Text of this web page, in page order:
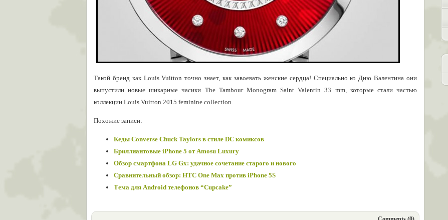
Такой бренд как Louis Vuitton точно знает, как завоевать женские сердца! Специально ко Дню Валентина они
выпустили новые шикарные часики The Tambour Monogram Saint Valentin 33 mm, которые стали частью
коллекции Louis Vuitton 2015 feminine collection.
Похожие записи:
Кеды Converse Chuck Taylors в стиле DC комиксов
Бриллиантовые iPhone 5 от Amosu Luxury
Обзор смартфона LG Gx: удачное сочетание старого и нового
Сравнительный обзор: HTC One Max против iPhone 5S
Тема для Android телефонов “Cupcake”